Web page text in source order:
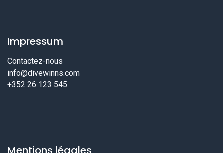
Impressum
Contactez-nous
info@divewinns.com
+352 26 123 545
Mentions légales